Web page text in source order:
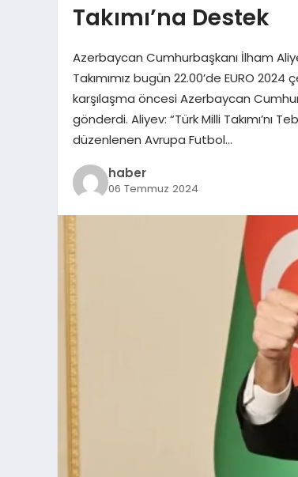
Takımı’na Destek
Azerbaycan Cumhurbaşkanı İlham
Takımımız bugün 22.00’de EURO
karşılaşma öncesi Azerbaycan
gönderdi. Aliyev: “Türk Milli Takımı’nı
düzenlenen Avrupa Futbol…
haber
06 Temmuz 2024